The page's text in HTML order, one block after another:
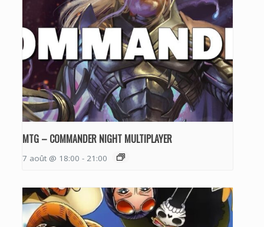
MTG – COMMANDER NIGHT MULTIPLAYER
7 août @ 18:00 - 21:00